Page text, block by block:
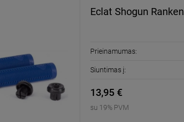
Eclat Shogun
Prieinamumas:
Siuntimas į:
13,95 €
su 19% PVM